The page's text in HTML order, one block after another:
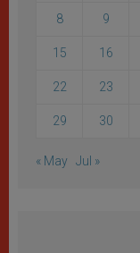
8 9
15 16
22 23
29 30
« May Jul »